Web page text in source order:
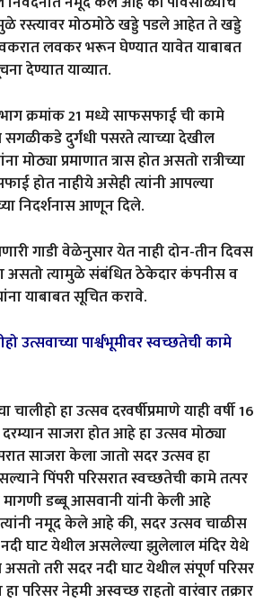
रस्त्यावर मोठमोठे खड्डे पडले आहेत ते खड्डे
लवकर भरून घेण्यात यावेत याबाबत
देण्यात याव्यात.
क्रमांक 21 मध्ये साफसफाई ची कामे
दुर्गंधी पसरते त्याच्या देखील
मोठ्या प्रमाणात त्रास होत असतो रात्रीच्या
होत नाहीये असेही त्यांनी आपल्या
निदर्शनास आणून दिले.
गाडी वेळेनुसार येत नाही दोन-तीन दिवस
असतो त्यामुळे संबंधित ठेकेदार कंपनीस व
याबाबत सूचित करावे.
उत्सवाच्या पार्श्वभूमीवर स्वच्छतेची कामे
हा उत्सव दरवर्षीप्रमाणे याही वर्षी 16
साजरा होत आहे हा उत्सव मोठ्या
साजरा केला जातो सदर उत्सव हा
पिंपरी परिसरात स्वच्छतेची कामे तत्पर
मागणी डब्बू आसवानी यांनी केली आहे
त्यांनी नमूद केले आहे की, सदर उत्सव चाळीस
नदी घाट येथील असलेल्या झुलेलाल मंदिर येथे
असतो तरी सदर नदी घाट येथील संपूर्ण परिसर
परिसर नेहमी अस्वच्छ राहतो वारंवार तक्रार